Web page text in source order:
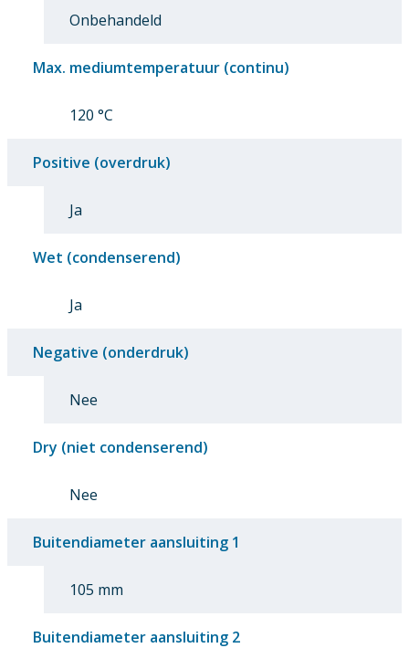
Onbehandeld
Max. mediumtemperatuur (continu)
120 °C
Positive (overdruk)
Ja
Wet (condenserend)
Ja
Negative (onderdruk)
Nee
Dry (niet condenserend)
Nee
Buitendiameter aansluiting 1
105 mm
Buitendiameter aansluiting 2